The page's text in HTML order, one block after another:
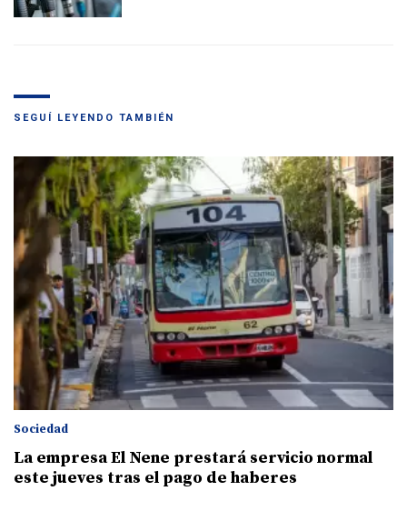
SEGUÍ LEYENDO TAMBIÉN
Sociedad
La empresa El Nene prestará servicio normal
este jueves tras el pago de haberes